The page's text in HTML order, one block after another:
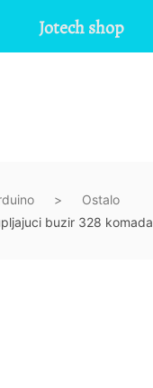
Ostalo
buzir 328 komada
Jotech shop